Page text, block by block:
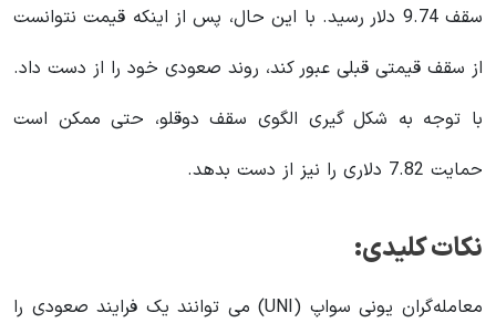
سقف 9.74 دلار رسید. با این حال، پس از اینکه قیمت نتوانست
از سقف قیمتی قبلی عبور کند، روند صعودی خود را از دست داد.
با توجه به شکل گیری الگوی سقف دوقلو، حتی ممکن است
حمایت 7.82 دلاری را نیز از دست بدهد.
نکات کلیدی:
معامله‌گران یونی سواپ (UNI) می‌ توانند یک فرایند صعودی را